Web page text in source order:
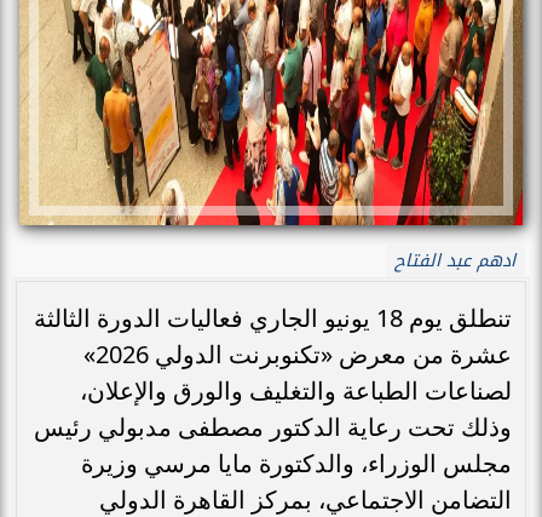
ادهم عبد الفتاح
تنطلق يوم 18 يونيو الجاري فعاليات الدورة الثالثة
عشرة من معرض «تكنوبرنت الدولي 2026»
لصناعات الطباعة والتغليف والورق والإعلان،
وذلك تحت رعاية الدكتور مصطفى مدبولي رئيس
مجلس الوزراء، والدكتورة مايا مرسي وزيرة
التضامن الاجتماعي، بمركز القاهرة الدولي